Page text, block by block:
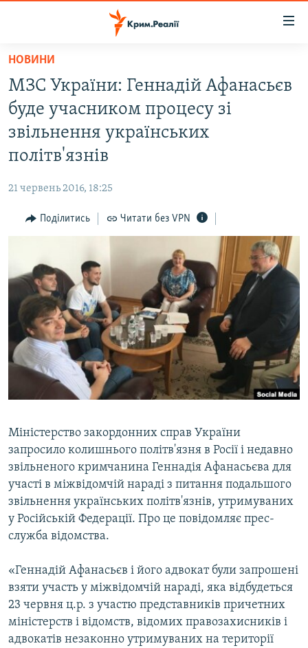
Перейти
основного
матеріалу
Перейти
до
основної
Перейти
пошуку
ВОДА.КРИМ
ВІДЕО ТА ФОТО
ПОЛІТИКА
ПОГЛЯД
ІНТЕРВ'Ю
СПЕЦПРОЕКТИ
ДЕПОРТАЦІЯ
ВІДЕОУРОКИ «ELIFBE»
СВІДЧЕННЯ ОКУПАЦІЇ
УКРАЇНСЬКА ПРОБЛЕМА КРИМУ
ІНФОГРАФІКА
ЯК ОБІЙТИ БЛОКУВАННЯ
Русский
Qırımtatar
Усі сайти RFE/RL
НОВИНИ
МЗС України: Геннадій Афанасьєв
буде учасником процесу зі
звільнення українських
політв'язнів
21 червень 2016, 18:25
Поділитись Читати без VPN
Міністерство закордонних справ України
запросило колишнього політв'язня в Росії і недавно
звільненого кримчанина Геннадія Афанасьєва для
участі в міжвідомчій нараді з питання подальшого
звільнення українських політв'язнів, утримуваних
у Російській Федерації. Про це повідомляє прес-
служба відомства.
«Геннадій Афанасьєв і його адвокат були запрошені
взяти участь у міжвідомчій нараді, яка відбудеться
23 червня ц.р. з участю представників причетних
міністерств і відомств, відомих правозахисників і
адвокатів незаконно утримуваних на території